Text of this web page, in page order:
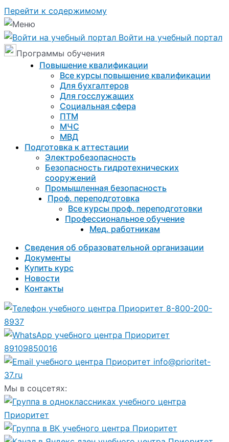
Перейти к содержимому
Войти на учебный портал
Программы обучения
Повышение квалификации
Все курсы повышение квалификации
Для бухгалтеров
Для госслужащих
Социальная сфера
ПТМ
МЧС
МВД
Подготовка к aттестации
Электробезопасность
Безопасность гидротехнических
сооружений
Промышленная безопасность
Проф. переподготовка
Все курсы проф. переподготовки
Профессиональное обучение
Мед. работникам
Сведения об образовательной организации
Документы
Купить курс
Новости
Контакты
8-800-200-
8937
89109850016
info@prioritet-
37.ru
Мы в соцсетях: